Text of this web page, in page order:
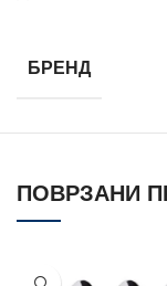
БРЕНД
ПОВРЗАНИ